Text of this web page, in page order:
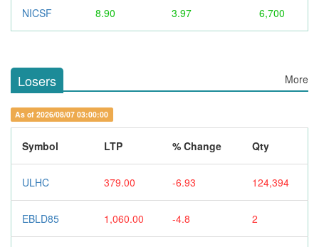
NICSF 8.90 3.97 6,700
Losers More
As of 2026/08/07 03:00:00
Symbol LTP % Change Qty
ULHC 379.00 -6.93 124,394
EBLD85 1,060.00 -4.8 2